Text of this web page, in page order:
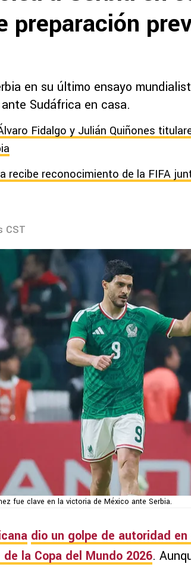
preparación
en su último ensayo
Sudáfrica en casa.
Fidalgo y Julián Quiñones
recibe reconocimiento de la FIFA
CST
fue clave en la victoria de México ante Serbia.
dio un golpe de autoridad
de la Copa del Mundo 2026.